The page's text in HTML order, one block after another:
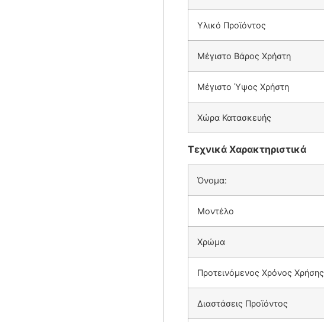
Υλικό Προϊόντος
Μέγιστο Βάρος Χρήστη
Μέγιστο Ύψος Χρήστη
Χώρα Κατασκευής
Τεχνικά Χαρακτηριστικά
Όνομα:
Μοντέλο
Χρώμα
Προτεινόμενος Χρόνος Χρήσης
Διαστάσεις Προϊόντος